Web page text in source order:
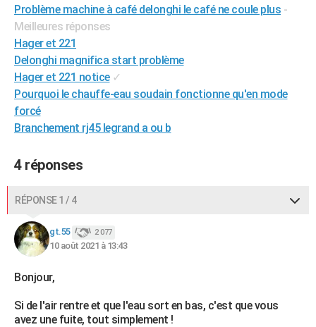
Carte de Noël
Carte Bonne année
Carte Saint-Valentin
Carte Pâques
Carte d'anniversaire
DICTIONNAIRE
Dictionnaire
Biographies
Citations
Expressions
Proverbes
PROGRAMME TV
COPAINS D'AVANT
S'inscrire
Se connecter
Lycées
Collèges
Primaires
Universités
Entreprises
Service militaire
Avis de recherche
AVIS DE DÉCÈS
FORUM
Problème machine à café delonghi le café ne coule plus -
Meilleures réponses
Hager et 221
Delonghi magnifica start problème
Hager et 221 notice ✓
Pourquoi le chauffe-eau soudain fonctionne qu'en mode
forcé
Branchement rj45 legrand a ou b
4 réponses
RÉPONSE 1 / 4
gt.55 2 077
10 août 2021 à 13:43
Bonjour,
Si de l'air rentre et que l'eau sort en bas, c'est que vous
avez une fuite, tout simplement !